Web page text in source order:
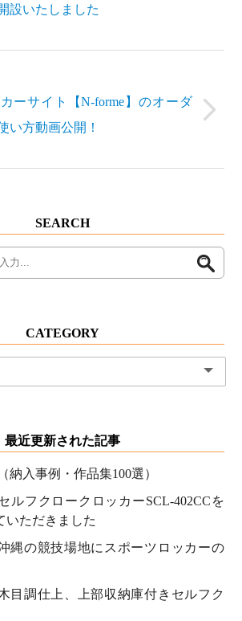
設いたしました
ーサイト【N-forme】のオーダ
い方動画公開！
SEARCH
CATEGORY
最近更新された記事
納入事例・作品集100選）
ルフクロークロッカーSCL-402CCを
いただきました
縄の競技場地にスポーツロッカーの
目調仕上、上部収納庫付きセルフク